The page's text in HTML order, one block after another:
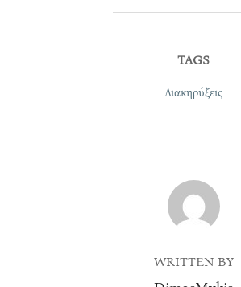
TAGS
Διακηρύξεις
POST AUTHOR
WRITTEN BY